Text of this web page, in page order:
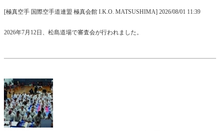
[極真空手 国際空手道連盟 極真会館 I.K.O. MATSUSHIMA] 2026/08/01 11:39
2026年7月12日、松島道場で審査会が行われました。